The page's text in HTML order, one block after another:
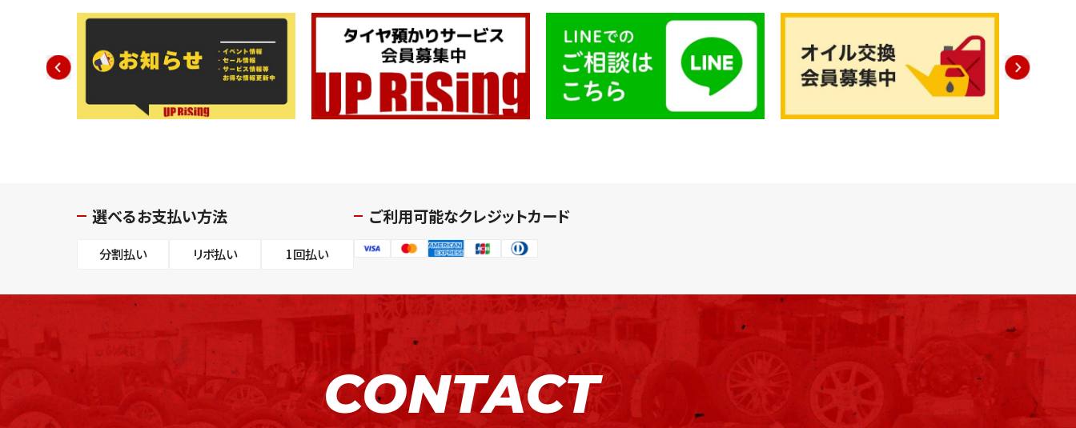
選べるお支払い方法
分割払い リボ払い 1回払い
ご利用可能なクレジットカード
CONTACT